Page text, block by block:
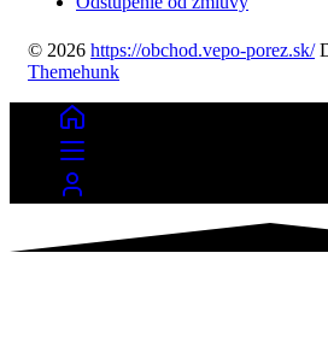
© 2026 https://obchod.vepo-porez.sk/
Themehunk